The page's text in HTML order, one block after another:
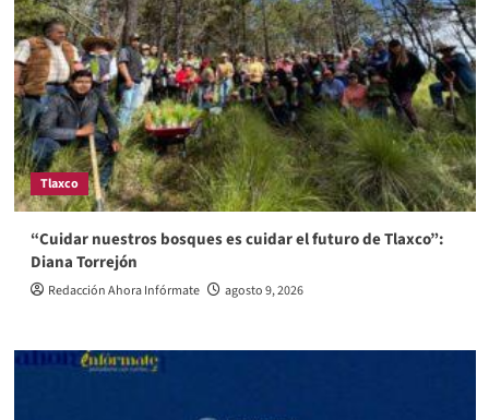
Tlaxco
“Cuidar nuestros bosques es cuidar el futuro de Tlaxco”:
Diana Torrejón
Redacción Ahora Infórmate agosto 9, 2026